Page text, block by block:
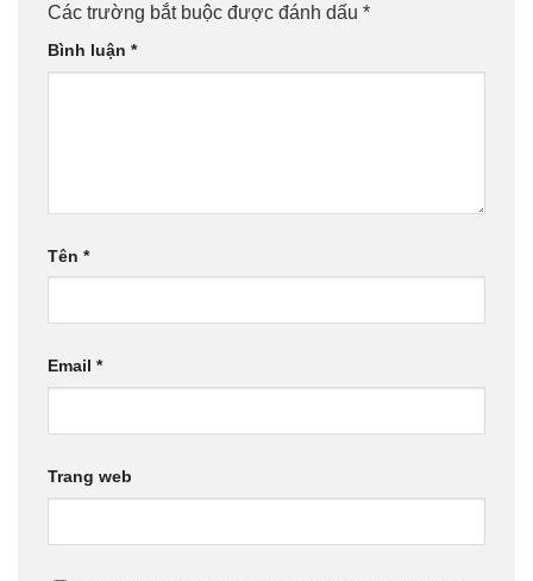
Các trường bắt buộc được đánh dấu *
Bình luận *
Tên *
Email *
Trang web